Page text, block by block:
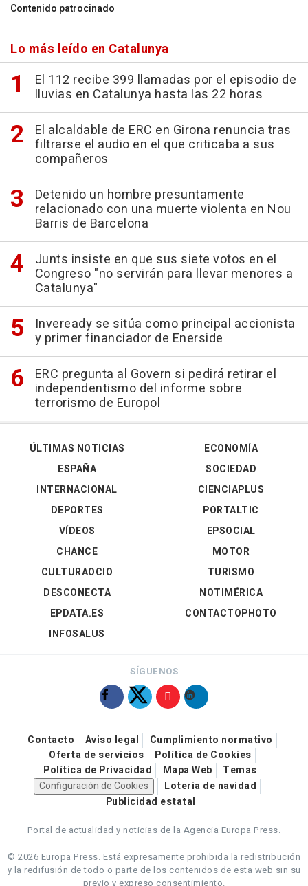
Contenido patrocinado
Lo más leído en Catalunya
El 112 recibe 399 llamadas por el episodio de
lluvias en Catalunya hasta las 22 horas
El alcaldable de ERC en Girona renuncia tras
filtrarse el audio en el que criticaba a sus
compañeros
Detenido un hombre presuntamente
relacionado con una muerte violenta en Nou
Barris de Barcelona
Junts insiste en que sus siete votos en el
Congreso "no servirán para llevar menores a
Catalunya"
Inveready se sitúa como principal accionista
y primer financiador de Enerside
ERC pregunta al Govern si pedirá retirar el
independentismo del informe sobre
terrorismo de Europol
ÚLTIMAS NOTICIAS
ESPAÑA
INTERNACIONAL
DEPORTES
VÍDEOS
ECONOMÍA
SOCIEDAD
CIENCIAPLUS
PORTALTIC
EPSOCIAL
CHANCE
CULTURAOCIO
DESCONECTA
EPDATA.ES
INFOSALUS
MOTOR
TURISMO
NOTIMÉRICA
CONTACTOPHOTO
SÍGUENOS
Contacto Aviso legal
Cumplimiento normativo
Oferta de servicios
Política de Cookies
Política de Privacidad
Mapa Web
Temas
Configuración de Cookies
Loteria de navidad
Publicidad estatal
Portal de actualidad y noticias de la Agencia Europa Press.
© 2026 Europa Press. Está expresamente prohibida la redistribución
y la redifusión de todo o parte de los contenidos de esta web sin su
previo y expreso consentimiento.